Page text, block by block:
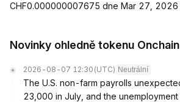
CHF0.000000007675 dne Mar 27, 2026
Novinky ohledně tokenu
2026-08-07 12:30 (UTC) Neutrální
The U.S. non-farm payrolls
23,000 in July, and the